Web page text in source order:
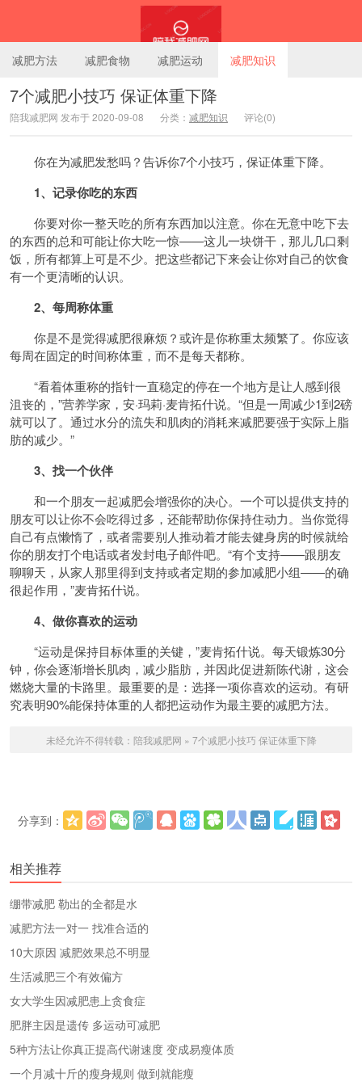
陪我减肥网
减肥方法 减肥食物 减肥运动 减肥知识
7个减肥小技巧 保证体重下降
陪我减肥网 发布于 2020-09-08 分类： 减肥知识 评论(0)
你在为减肥发愁吗？告诉你7个小技巧，保证体重下降。
1、记录你吃的东西
你要对你一整天吃的所有东西加以注意。你在无意中吃下去
的东西的总和可能让你大吃一惊——这儿一块饼干，那儿几口剩
饭，所有都算上可是不少。把这些都记下来会让你对自己的饮食
有一个更清晰的认识。
2、每周称体重
你是不是觉得减肥很麻烦？或许是你称重太频繁了。你应该
每周在固定的时间称体重，而不是每天都称。
“看着体重称的指针一直稳定的停在一个地方是让人感到很
沮丧的，”营养学家，安·玛莉·麦肯拓什说。“但是一周减少1到2磅
就可以了。通过水分的流失和肌肉的消耗来减肥要强于实际上脂
肪的减少。”
3、找一个伙伴
和一个朋友一起减肥会增强你的决心。一个可以提供支持的
朋友可以让你不会吃得过多，还能帮助你保持住动力。当你觉得
自己有点懒惰了，或者需要别人推动着才能去健身房的时候就给
你的朋友打个电话或者发封电子邮件吧。“有个支持——跟朋友
聊聊天，从家人那里得到支持或者定期的参加减肥小组——的确
很起作用，”麦肯拓什说。
4、做你喜欢的运动
“运动是保持目标体重的关键，”麦肯拓什说。每天锻炼30分
钟，你会逐渐增长肌肉，减少脂肪，并因此促进新陈代谢，这会
燃烧大量的卡路里。最重要的是：选择一项你喜欢的运动。有研
究表明90%能保持体重的人都把运动作为最主要的减肥方法。
未经允许不得转载： 陪我减肥网 » 7个减肥小技巧 保证体重下降
分享到：
相关推荐
绷带减肥 勒出的全都是水
减肥方法一对一 找准合适的
10大原因 减肥效果总不明显
生活减肥三个有效偏方
女大学生因减肥患上贪食症
肥胖主因是遗传 多运动可减肥
5种方法让你真正提高代谢速度 变成易瘦体质
一个月减十斤的瘦身规则 做到就能瘦